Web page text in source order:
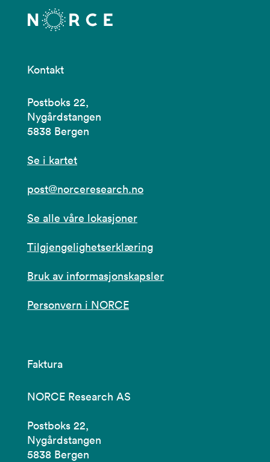
Kontakt
Postboks 22,
Nygårdstangen
5838 Bergen
Se i kartet
post@norceresearch.no
Se alle våre lokasjoner
Tilgjengelighetserklæring
Bruk av informasjonskapsler
Personvern i NORCE
Faktura
NORCE Research AS
Postboks 22,
Nygårdstangen
5838 Bergen